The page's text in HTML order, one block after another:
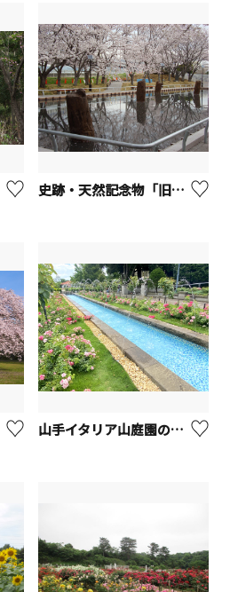
史跡・天然記念物「旧相模川橋脚」【茅ヶ崎市】
山手イタリア山庭園のバラ【横浜市】